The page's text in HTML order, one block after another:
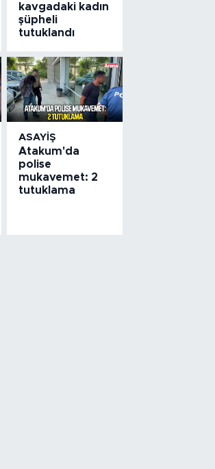
kavgadaki kadın
şüpheli
tutuklandı
ASAYIŞ
Atakum'da
polise
mukavemet: 2
tutuklama